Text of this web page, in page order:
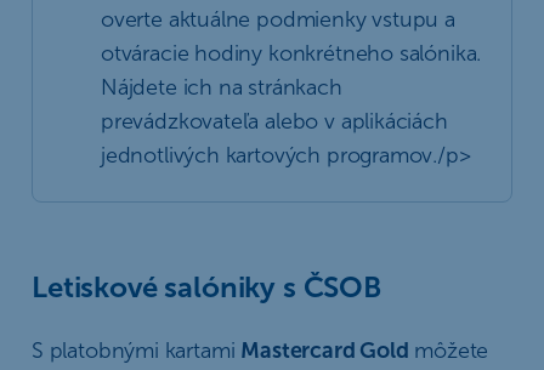
overte aktuálne podmienky vstupu a
otváracie hodiny konkrétneho salónika.
Nájdete ich na stránkach
prevádzkovateľa alebo v aplikáciách
jednotlivých kartových programov./p>
Letiskové salóniky s ČSOB
S platobnými kartami Mastercard Gold môžete